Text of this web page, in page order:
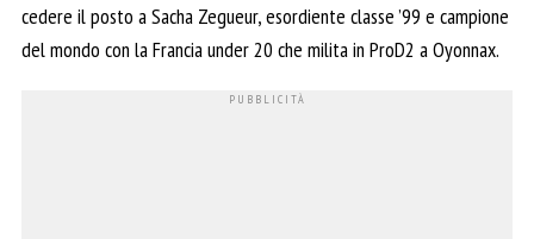
cedere il posto a Sacha Zegueur, esordiente classe ’99 e campione
del mondo con la Francia under 20 che milita in ProD2 a Oyonnax.